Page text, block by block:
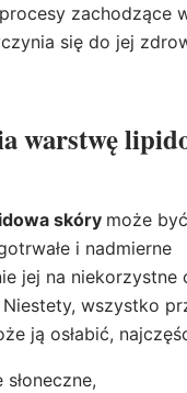
zachodzące
się do jej
warstwę
skóry może
i nadmierne
jej na niekorzystne
wszystko
ją osłabić,